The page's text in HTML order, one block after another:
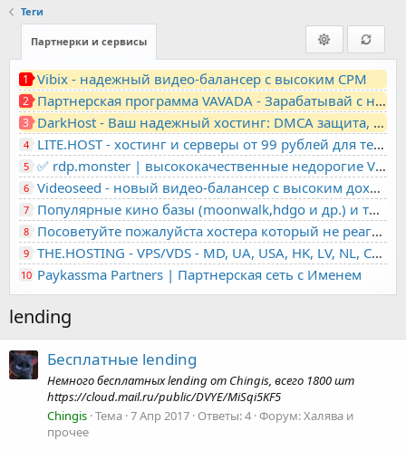
Теги
Партнерки и сервисы
1 Vibix - надежный видео-балансер с высоким CPM
2 Партнерская программа VAVADA - Зарабатывай с нами!
3 DarkHost - Ваш надежный хостинг: DMCA защита, лояльность, анонимность
4 LITE.HOST - хостинг и серверы от 99 рублей для тех, кто любит не переплачивать. Доступ по SSH, поддержка PHP, GIT, COMPOSER, сертификаты Let's Encrypt
5 ✅ rdp.monster | высококачественные недорогие VPS, RDP - выделенные серверы
6 Videoseed - новый видео-балансер с высоким доходом
7 Популярные кино базы (moonwalk,hdgo и др.) и торренты в одном плеере для вашего сайта
8 Посоветуйте пожалуйста хостера который не реагирует на ркн
9 THE.HOSTING - VPS/VDS - MD, UA, USA, HK, LV, NL, CA, DE, SK, CZE, GB, IL, TR, PL, BG, RO, IT, FL, HU, PT.
10 Paykassma Partners | Партнерская сеть с Именем
lending
Бесплатные lending
Немного бесплатных lending от Chingis, всего 1800 шт
https://cloud.mail.ru/public/DVYE/MiSqi5KF5
Chingis Тема 7 Апр 2017 Ответы: 4 Форум:Халява и
прочее